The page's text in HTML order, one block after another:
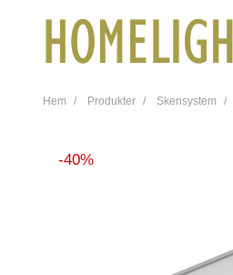
Hem Produkter Skensystem
40